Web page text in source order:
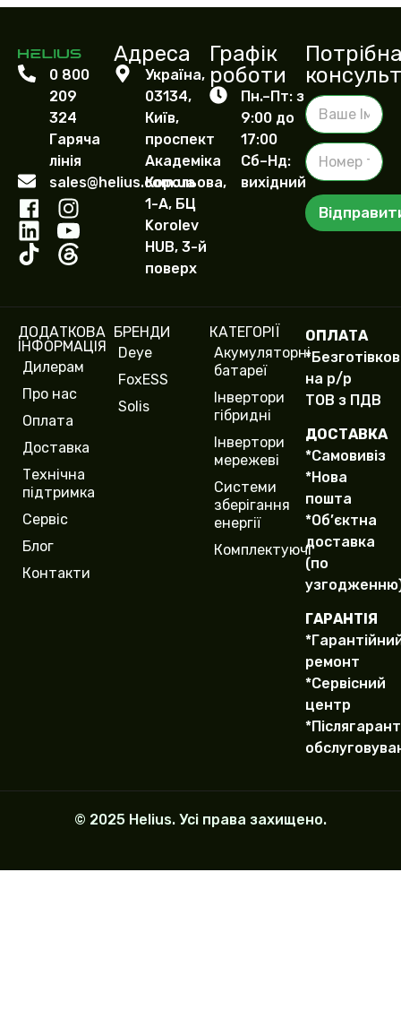
0 800
209
324
Гаряча
лінія
sales@helius.com.ua
Адреса
Україна,
03134,
Київ,
проспект
Академіка
Корольова,
1-А, БЦ
Korolev
HUB, 3-й
поверх
Графік
роботи
Пн.–Пт: з
9:00 до
17:00
Сб–Нд:
вихідний
В
а
ш
е
І
м
'
я
Н
о
м
е
р
ф
н
у
c
o
y
)
ДОДАТКОВА
ІНФОРМАЦІЯ
Дилерам
Про нас
Оплата
Доставка
Технічна
підтримка
Сервіс
Блог
Контакти
БРЕНДИ
Deye
FoxESS
Solis
КАТЕГОРІЇ
Акумуляторні
батареї
Інвертори
гібридні
Інвертори
мережеві
Системи
зберігання
енергії
Комплектуючі
ОПЛАТА
на р/р
ТОВ з ПДВ
ДОСТАВКА
*Самовивіз
*Нова
пошта
*Об’єктна
доставка
(по
ГАРАНТІЯ
ремонт
*Сервісний
центр
© 2025 Helius. Усі права захищено.